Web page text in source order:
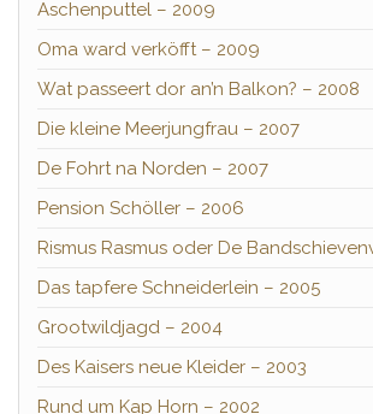
Aschenputtel – 2009
Oma ward verköfft – 2009
Wat passeert dor an’n Balkon? – 2008
Die kleine Meerjungfrau – 2007
De Fohrt na Norden – 2007
Pension Schöller – 2006
Rismus Rasmus oder De
Das tapfere Schneiderlein – 2005
Grootwildjagd – 2004
Des Kaisers neue Kleider – 2003
Rund um Kap Horn – 2002